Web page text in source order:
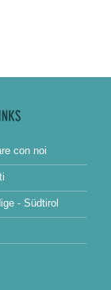
con noi
- Südtirol